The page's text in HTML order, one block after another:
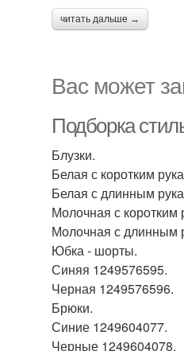
читать дальше →
Вас может
Подборка
Блузки.
Белая с коротким
Белая с длинным
Молочная с коротким
Молочная с длинным
Юбка - шорты.
Синяя 1249576595.
Черная 1249576596.
Брюки.
Синие 1249604077.
Черные 1249604078.